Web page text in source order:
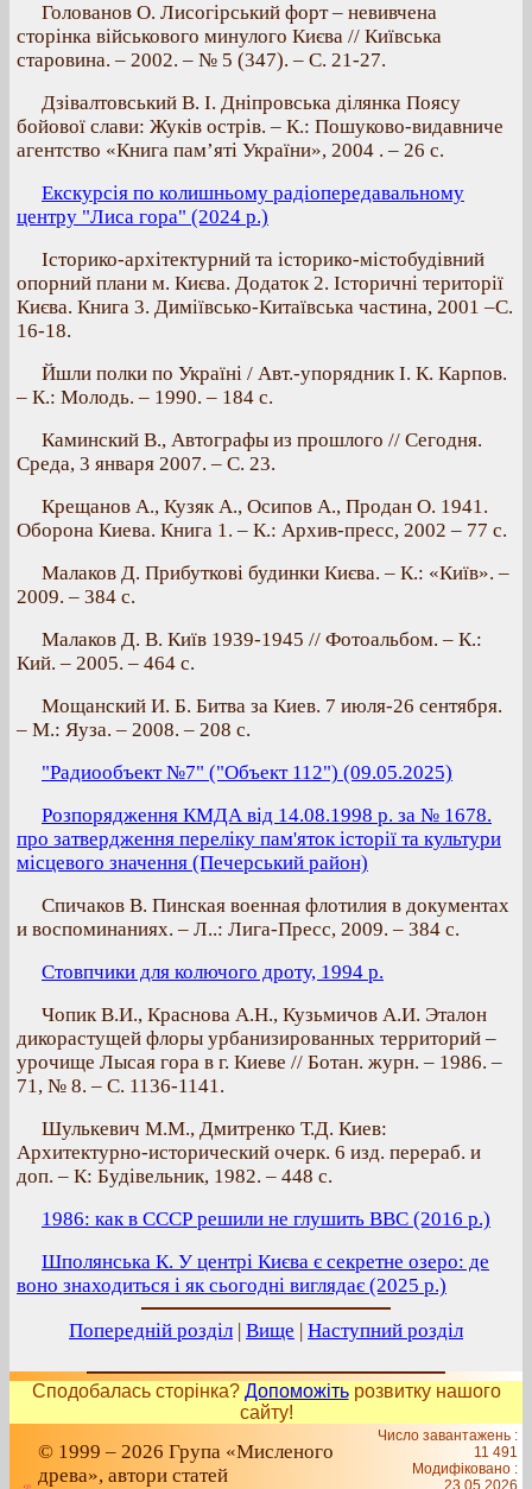
Голованов О. Лисогірський форт – невивчена
сторінка військового минулого Києва // Київська
старовина. – 2002. – № 5 (347). – С. 21-27.
Дзівалтовський В. І. Дніпровська ділянка Поясу
бойової слави: Жуків острів. – К.: Пошуково-видавниче
агентство «Книга пам’яті України», 2004 . – 26 с.
Екскурсія по колишньому радіопередавальному
центру "Лиса гора" (2024 р.)
Історико-архітектурний та історико-містобудівний
опорний плани м. Києва. Додаток 2. Історичні території
Києва. Книга 3. Диміївсько-Китаївська частина, 2001 –С.
16-18.
Йшли полки по Україні / Авт.-упорядник І. К. Карпов.
– К.: Молодь. – 1990. – 184 с.
Каминский В., Автографы из прошлого // Сегодня.
Среда, 3 января 2007. – С. 23.
Крещанов А., Кузяк А., Осипов А., Продан О. 1941.
Оборона Киева. Книга 1. – К.: Архив-пресс, 2002 – 77 с.
Малаков Д. Прибуткові будинки Києва. – К.: «Київ». –
2009. – 384 с.
Малаков Д. В. Київ 1939-1945 // Фотоальбом. – К.:
Кий. – 2005. – 464 с.
Мощанский И. Б. Битва за Киев. 7 июля-26 сентября.
– М.: Яуза. – 2008. – 208 с.
"Радиообъект №7" ("Объект 112") (09.05.2025)
Розпорядження КМДА від 14.08.1998 р. за № 1678.
про затвердження переліку пам'яток історії та культури
місцевого значення (Печерський район)
Спичаков В. Пинская военная флотилия в документах
и воспоминаниях. – Л..: Лига-Пресс, 2009. – 384 с.
Стовпчики для колючого дроту, 1994 р.
Чопик В.И., Краснова А.Н., Кузьмичов А.И. Эталон
дикорастущей флоры урбанизированных территорий –
урочище Лысая гора в г. Киеве // Ботан. журн. – 1986. –
71, № 8. – С. 1136-1141.
Шулькевич М.М., Дмитренко Т.Д. Киев:
Архитектурно-исторический очерк. 6 изд. перераб. и
доп. – К: Будівельник, 1982. – 448 с.
1986: как в СССР решили не глушить ВВС (2016 р.)
Шполянська К. У центрі Києва є секретне озеро: де
воно знаходиться і як сьогодні виглядає (2025 р.)
Попередній розділ | Вище | Наступний розділ
Сподобалась сторінка? Допоможітьрозвитку нашого
сайту!
© 1999 – 2026 Група «Мисленого
древа», автори статей
Число завантажень :
11 491
Модифіковано :
23.05.2026